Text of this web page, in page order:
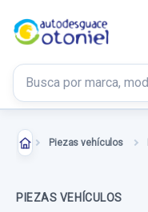
Buscar productos
Piezas vehículos
PIEZAS VEHÍCULOS